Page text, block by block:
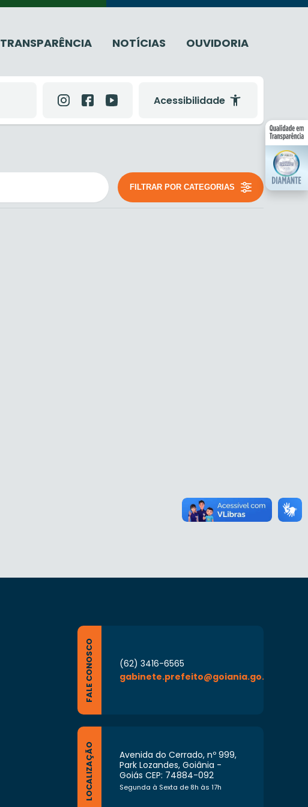
TRANSPARÊNCIA NOTÍCIAS OUVIDORIA
Acessibilidade
FILTRAR POR CATEGORIAS
FALE CONOSCO
(62) 3416-6565
gabinete.prefeito@goiania.go.gov.br
LOCALIZAÇÃO
Avenida do Cerrado, nº 999,
Park Lozandes, Goiânia -
Goiás CEP: 74884-092
Segunda à Sexta de 8h às 17h